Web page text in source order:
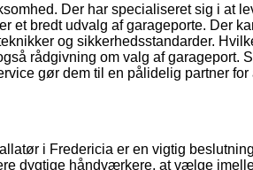
Der har specialiseret sig i at
et bredt udvalg af garageporte. Der
og sikkerhedsstandarder.
rådgivning om valg af garageport.
gør dem til en pålidelig partner
i Fredericia er en vigtig
dygtige håndværkere, at vælge